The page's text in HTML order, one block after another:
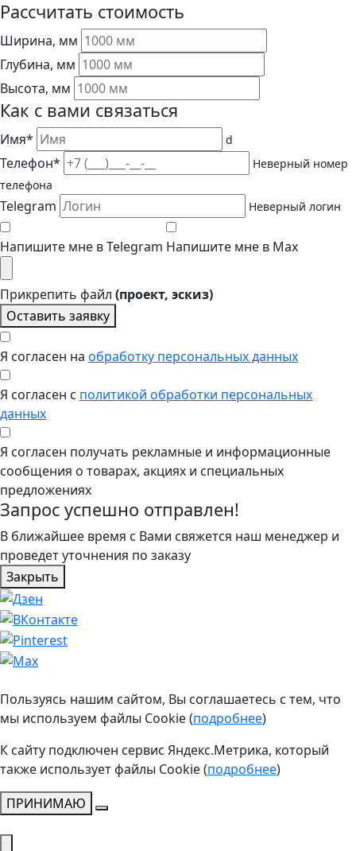
Рассчитать стоимость
Ширина, мм
Глубина, мм
Высота, мм
Как с вами связаться
Имя* d
Телефон*
Неверный номер
телефона
Telegram Неверный логин
Напишите мне в Telegram Напишите мне в Max
Прикрепить файл (проект, эскиз)
Оставить заявку
Я согласен на обработку персональных данных
Я согласен с политикой обработки персональных
данных
Я согласен получать рекламные и информационные
сообщения о товарах, акциях и специальных
предложениях
Запрос успешно отправлен!
В ближайшее время с Вами свяжется наш менеджер и
проведет уточнения по заказу
Закрыть
Пользуясь нашим сайтом, Вы соглашаетесь с тем, что
мы используем файлы Cookie (подробнее)
К сайту подключен сервис Яндекс.Метрика, который
также использует файлы Cookie (подробнее)
ПРИНИМАЮ